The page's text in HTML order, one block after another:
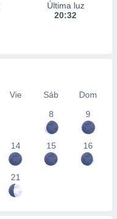
Última luz
20:32
Vie Sáb
Dom
8
9
14 15 16
21